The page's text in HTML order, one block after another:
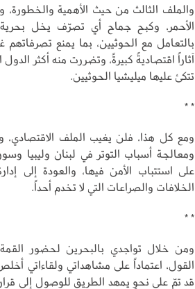
والملف الثالث من حيث الأهمية والخطورة،
الأحمر، وكبح جماح أي تصرّف يخل بحرية
بالتعامل مع الحوثيين، بما يمنع
آثاراً اقتصاديةً كبيرةً، وتضررت منه أكثر الدول
تتكئ عليها ميليشيا الحوثيين.
* *
ومع كل هذا، فلن يغيب الملف الاقتصادي،
ومعالجة أسباب التوتر في لبنان وليبيا
على استتباب الأمن فيها، والعودة إلى
الخلافات والصراعات التي لا تخدم أحداً.
* *
ومن خلال تواجدي بالبحرين لحضور
القول، اعتماداً على مشاهداتي ولقاءاتي
قد تمّ على نحوٍ يمهد الطريق للوصول إلى